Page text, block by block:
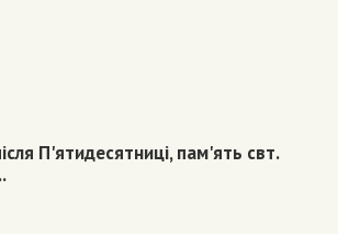
П'ятидесятниці, пам'ять свт.